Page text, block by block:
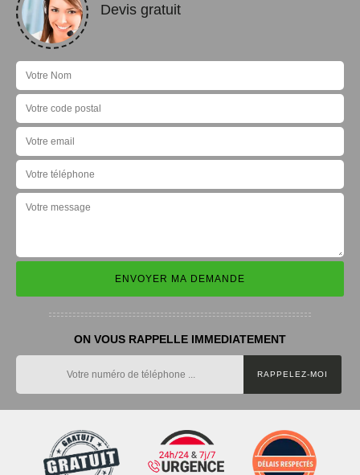
Devis gratuit
ON VOUS RAPPELLE IMMEDIATEMENT